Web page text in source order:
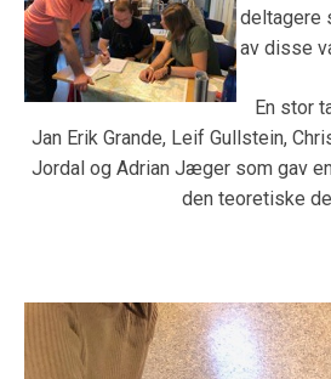
deltagere
av disse
En stor
Jan Erik Grande, Leif Gullstein,
Jordal og Adrian Jæger som gav
den teoretiske